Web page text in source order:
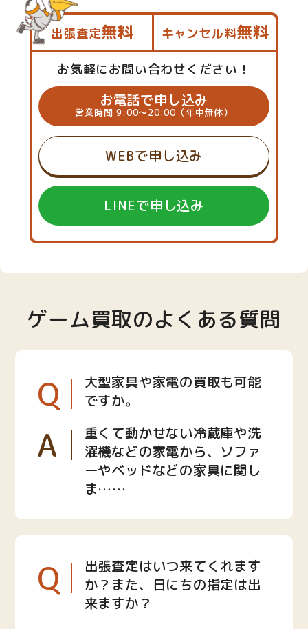
出張査定無料 キャンセル料無料
お気軽にお問い合わせください！
お電話で申し込み
営業時間 9:00～20:00（年中無休）
WEBで申し込み
LINEで申し込み
ゲーム買取のよくある質問
Q
大型家具や家電の買取も可能
ですか。
A
重くて動かせない冷蔵庫や洗
濯機などの家電から、ソファ
ーやベッドなどの家具に関し
ま……
Q
出張査定はいつ来てくれます
か？また、日にちの指定は出
来ますか？